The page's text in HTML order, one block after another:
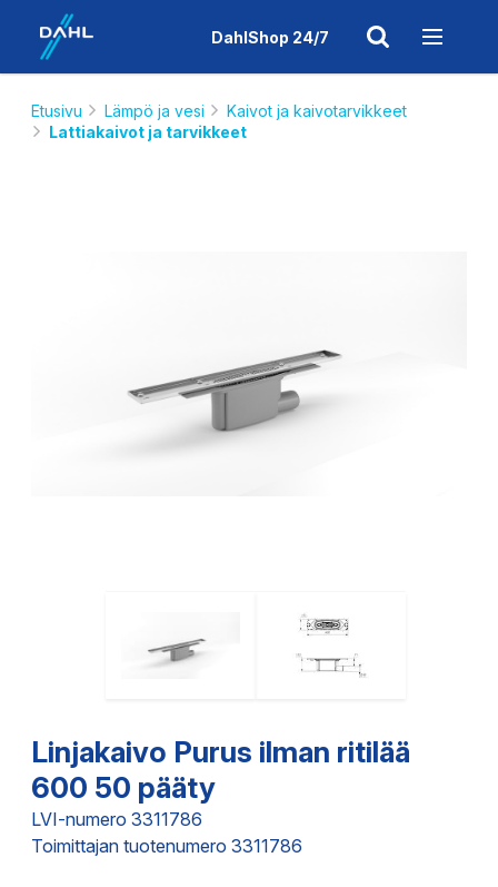
DahlShop 24/7
Etusivu Lämpö ja vesi
Kaivot ja kaivotarvikkeet
Lattiakaivot ja tarvikkeet
Linjakaivo Purus ilman ritilää
600 50 pääty
LVI-numero 3311786
Toimittajan tuotenumero 3311786